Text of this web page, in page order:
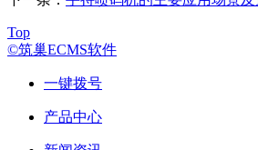
Top
©筑巢ECMS软件
一键拨号
产品中心